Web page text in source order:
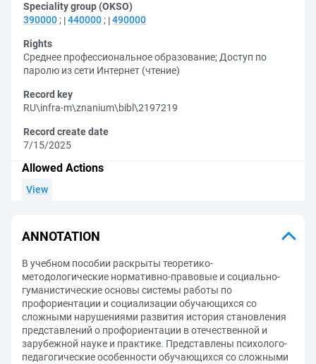
Speciality group (OKSO)
390000 ; 440000 ; 490000
Rights
Среднее профессиональное образование; Доступ по
паролю из сети Интернет (чтение)
Record key
RU\infra-m\znanium\bibl\2197219
Record create date
7/15/2025
Allowed Actions
View
ANNOTATION
В учебном пособии раскрыты теоретико-
методологические нормативно-правовые и социально-
гуманистические основы системы работы по
профориентации и социализации обучающихся со
сложными нарушениями развития история становления
представлений о профориентации в отечественной и
зарубежной науке и практике. Представлены психолого-
педагогические особенности обучающихся со сложными